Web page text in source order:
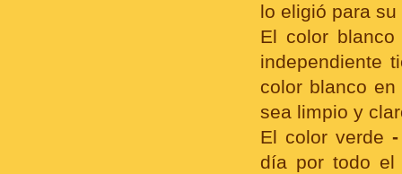
lo eligió para
El color
independiente
color blanco
sea limpio y
El color verde -
día por todo el